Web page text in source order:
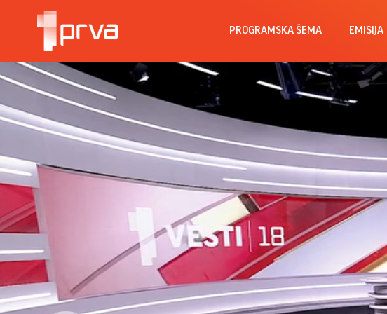
PROGRAMSKA ŠEMA EMISIJA